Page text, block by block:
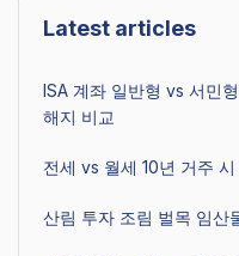
Latest articles
ISA 계좌 일반형 vs 서민
해지 비교
전세 vs 월세 10년 거주
산림 투자 조림 벌목 임산